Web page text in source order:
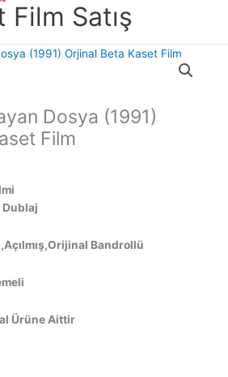
Satış
Dosya (1991)
Film
Dublaj
Bandrollü
Ürüne Aittir